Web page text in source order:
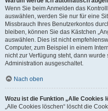
Wenn Sie beim Anmelden das
auswählen, werden Sie nur für eine
Missbrauch Ihres Benutzerkontos
bleiben, können Sie das Kästchen
auswählen. Dies ist nicht
Computer, zum Beispiel in einem
nicht zur Verfügung steht, dann
Administration ausgeschaltet.
Nach oben
Wozu ist die Funktion „Alle Cookies
„Alle Cookies löschen“ löscht die